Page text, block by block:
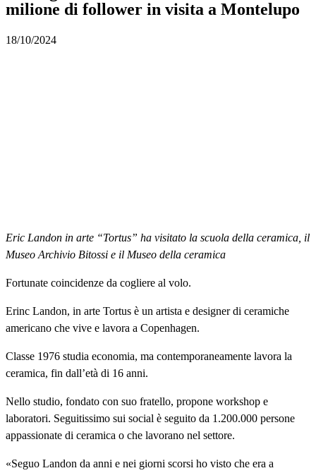
milione di follower in visita a Montelupo
18/10/2024
Eric Landon in arte “Tortus” ha visitato la scuola della ceramica, il
Museo Archivio Bitossi e il Museo della ceramica
Fortunate coincidenze da cogliere al volo.
Erinc Landon, in arte Tortus è un artista e designer di ceramiche
americano che vive e lavora a Copenhagen.
Classe 1976 studia economia, ma contemporaneamente lavora la
ceramica, fin dall’età di 16 anni.
Nello studio, fondato con suo fratello, propone workshop e
laboratori. Seguitissimo sui social è seguito da 1.200.000 persone
appassionate di ceramica o che lavorano nel settore.
«Seguo Landon da anni e nei giorni scorsi ho visto che era a